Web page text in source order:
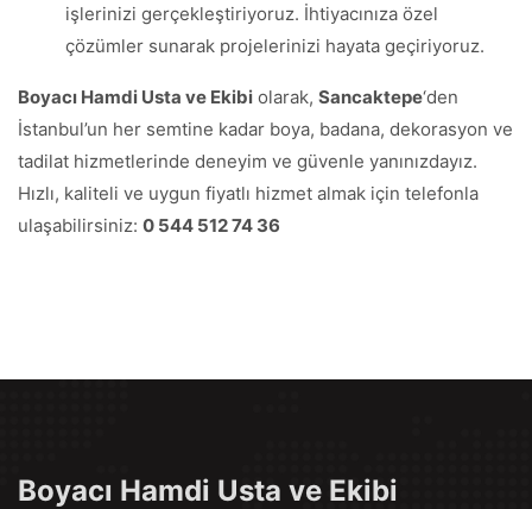
işlerinizi gerçekleştiriyoruz. İhtiyacınıza özel
çözümler sunarak projelerinizi hayata geçiriyoruz.
Boyacı Hamdi Usta ve Ekibi olarak, Sancaktepe‘den
İstanbul’un her semtine kadar boya, badana, dekorasyon ve
tadilat hizmetlerinde deneyim ve güvenle yanınızdayız.
Hızlı, kaliteli ve uygun fiyatlı hizmet almak için telefonla
ulaşabilirsiniz: 0 544 512 74 36
Boyacı Hamdi Usta ve Ekibi